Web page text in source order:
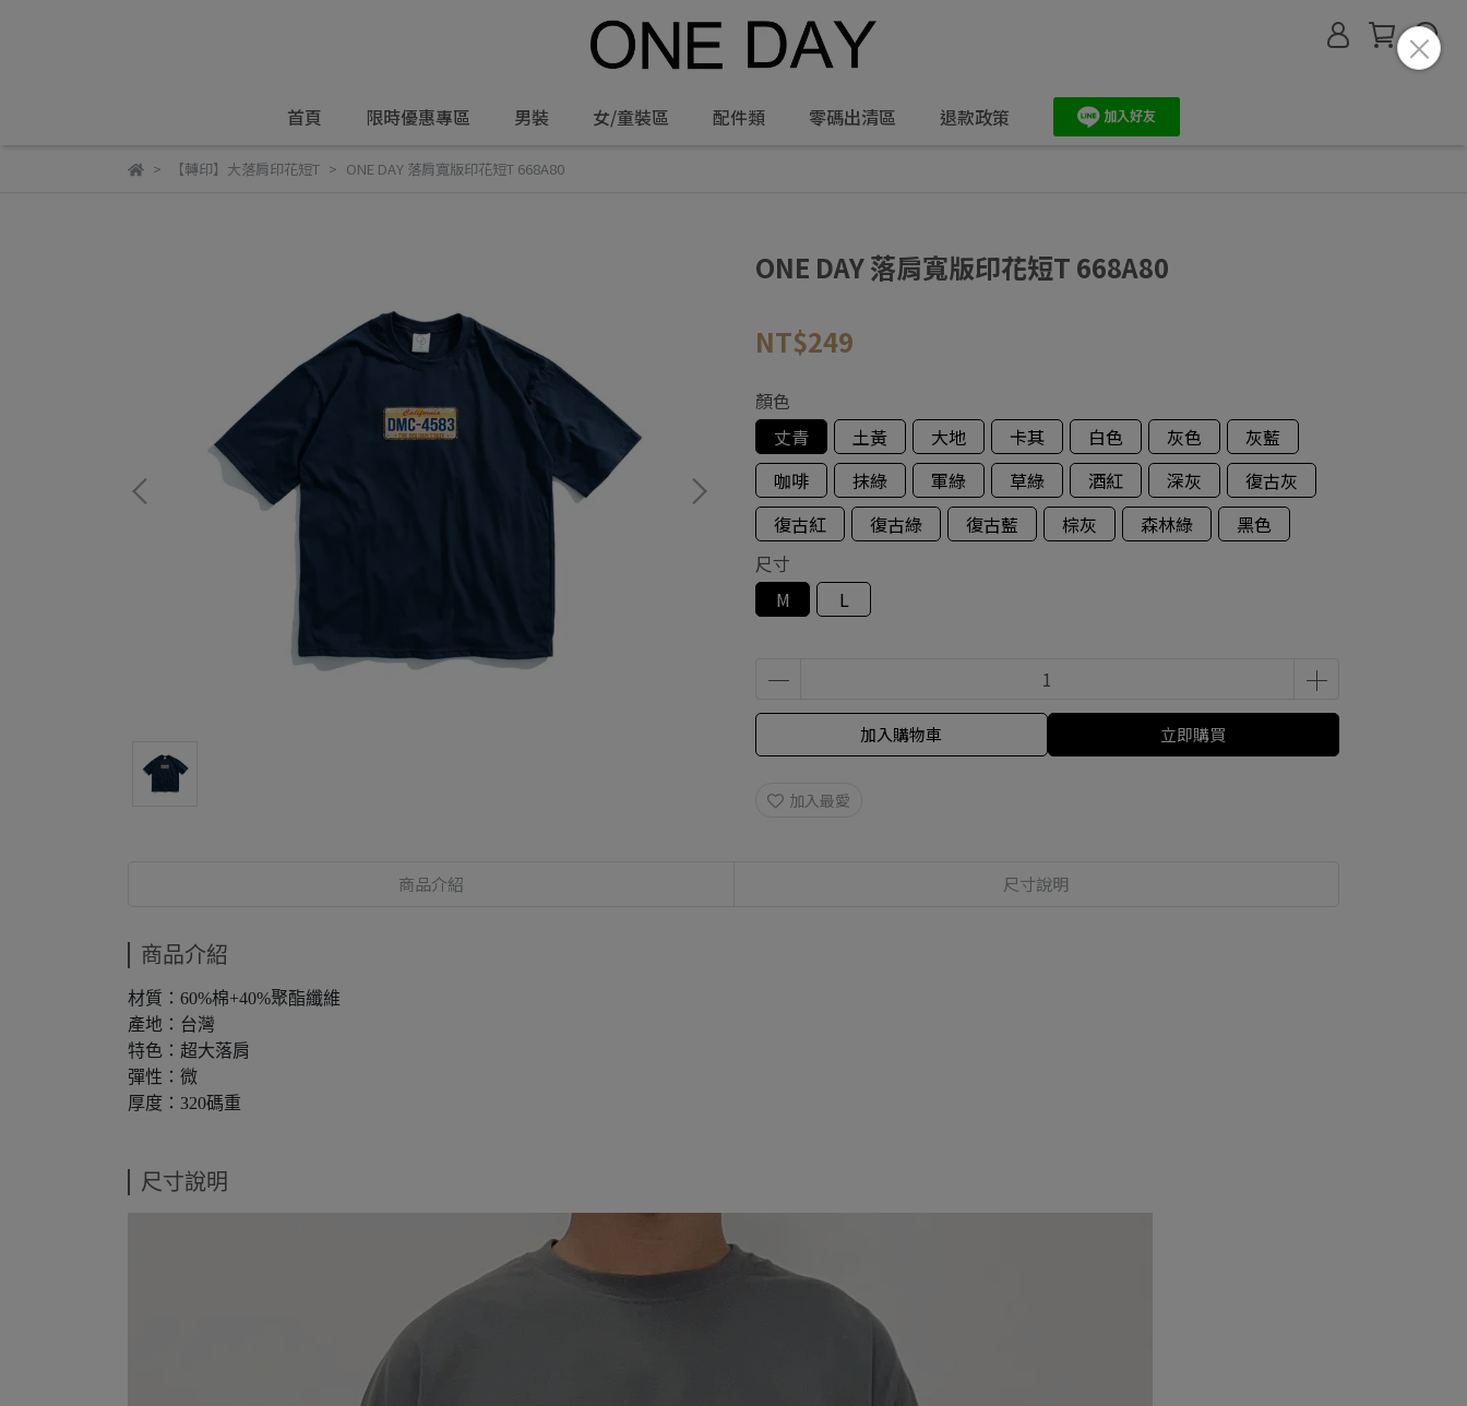
首頁 限時優惠專區 男裝 女/童裝區 配件類 零碼出清區 退款政策
【轉印】大落肩印花短T ONE DAY 落肩寬版印花短T 668A80
ONE DAY 落肩寬版印花短T 668A80
NT$249
顏色
丈青
土黃 大地 卡其 白色 灰色
灰藍
咖啡
抹綠 軍綠 草綠 酒紅 深灰
復古灰
復古紅
復古綠 復古藍 棕灰 森林綠
黑色
尺寸
M
L
加入購物車 立即購買
加入最愛
商品介紹 尺寸說明
商品介紹
材質：60%棉+40%聚酯纖維
產地：台灣
特色：超大落肩
彈性：微
厚度：320碼重
尺寸說明